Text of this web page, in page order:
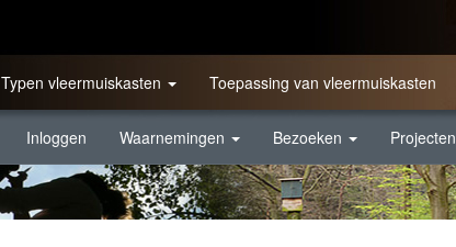
Typen vleermuiskasten Toepassing van vleermuiskasten
Inloggen Waarnemingen Bezoeken Projecten